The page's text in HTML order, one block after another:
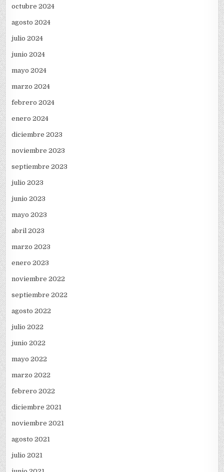
octubre 2024
agosto 2024
julio 2024
junio 2024
mayo 2024
marzo 2024
febrero 2024
enero 2024
diciembre 2023
noviembre 2023
septiembre 2023
julio 2023
junio 2023
mayo 2023
abril 2023
marzo 2023
enero 2023
noviembre 2022
septiembre 2022
agosto 2022
julio 2022
junio 2022
mayo 2022
marzo 2022
febrero 2022
diciembre 2021
noviembre 2021
agosto 2021
julio 2021